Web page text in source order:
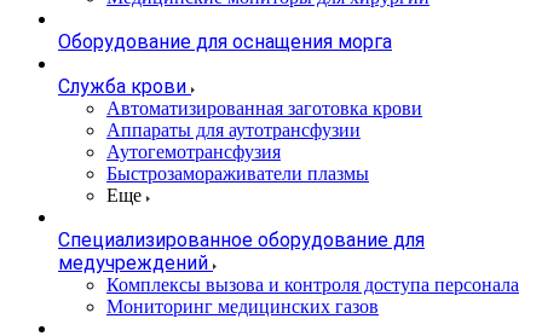
Оборудование для оснащения морга
Служба крови
Автоматизированная заготовка крови
Аппараты для аутотрансфузии
Аутогемотрансфузия
Быстрозамораживатели плазмы
Еще
Специализированное оборудование для
медучреждений
Комплексы вызова и контроля доступа персонала
Мониторинг медицинских газов